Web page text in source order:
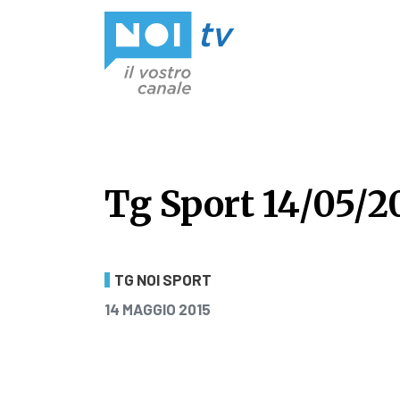
Tg Sport 14/05/
Tg Sport 14/05/
TG NOI SPORT
PUBBLICATO IL
14 MAGGIO 2015